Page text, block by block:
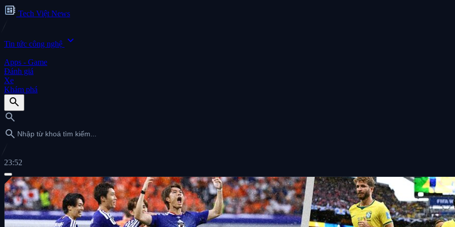
developer_board Tech Việt News
Tin tức công nghệ expand_more
Apps - Game
Đánh giá
Xe
Khám phá
search
search
search
23:52